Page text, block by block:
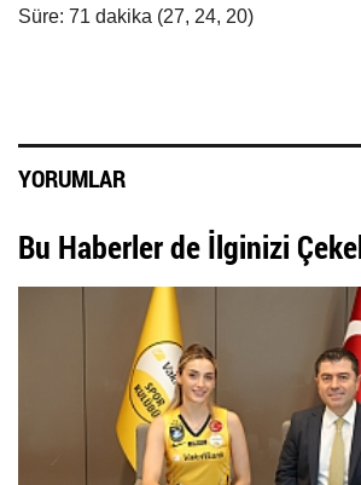
Süre: 71 dakika (27, 24, 20)
YORUMLAR
Bu Haberler de İlginizi